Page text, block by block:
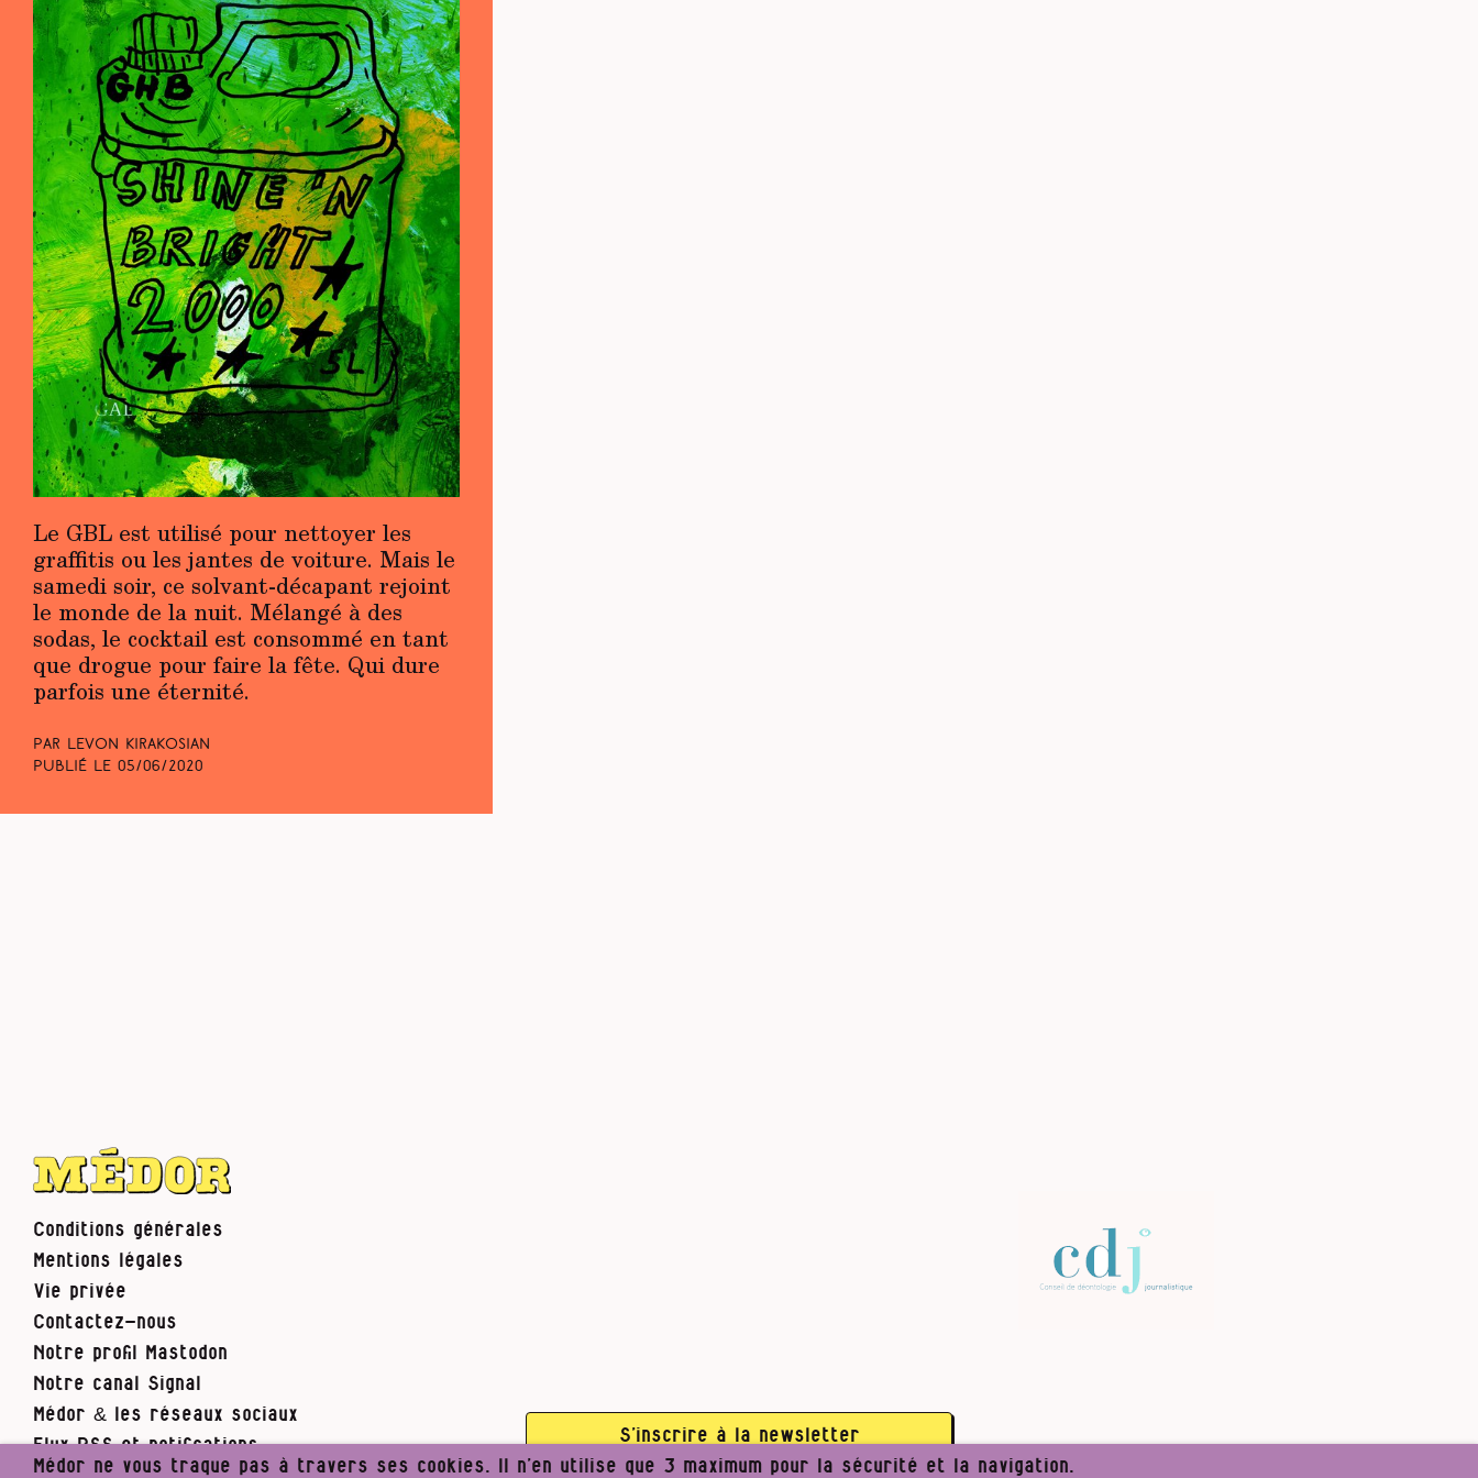
Le GBL est utilisé pour nettoyer les
graffitis ou les jantes de voiture. Mais le
samedi soir, ce solvant-décapant rejoint
le monde de la nuit. Mélangé à des
sodas, le cocktail est consommé en tant
que drogue pour faire la fête. Qui dure
parfois une éternité.
Par Levon Kirakosian
Publié le 05/06/2020
Conditions générales
Mentions légales
Vie privée
Contactez-nous
Notre profil Mastodon
Notre canal Signal
Médor & les réseaux sociaux
Flux RSS et notifications
S’inscrire à la newsletter
Médor ne vous traque pas à travers ses cookies. Il n’en utilise que 3 maximum pour la sécurité et la navigation.